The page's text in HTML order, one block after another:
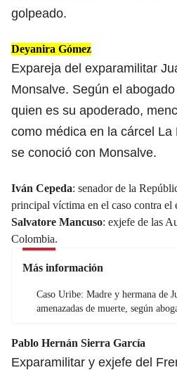
golpeado.
Deyanira Gómez
Expareja del exparamilitar
Monsalve. Según el
quien es su apoderado,
como médica en la cárcel
se conoció con Monsalve.
Iván Cepeda: senador de la
principal víctima en el caso contra el
Salvatore Mancuso: exjefe de las
Colombia.
Más información
Caso Uribe: Madre y hermana de
amenazadas de muerte, según
Pablo Hernán Sierra García
Exparamilitar y exjefe del